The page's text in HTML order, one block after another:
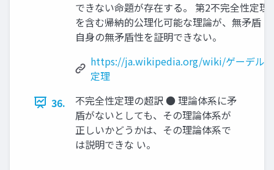
できない命題が存在する。 第2不完全性定理
を含む帰納的公理化可能な理論が、無矛盾
自身の無矛盾性を証明できない。
https://ja.wikipedia.org/wiki/ゲーデル
定理
36.
不完全性定理の超訳 ● 理論体系に矛
盾がないとしても、その理論体系が
正しいかどうかは、その理論体系で
は説明できな い。